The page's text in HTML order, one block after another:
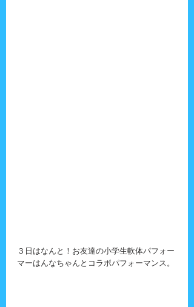
３日はなんと！お友達の小学生軟体パフォー
マーはんなちゃんとコラボパフォーマンス。